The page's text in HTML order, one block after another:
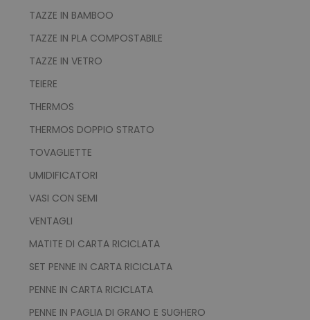
TAZZE IN BAMBOO
TAZZE IN PLA COMPOSTABILE
TAZZE IN VETRO
TEIERE
THERMOS
THERMOS DOPPIO STRATO
TOVAGLIETTE
UMIDIFICATORI
VASI CON SEMI
VENTAGLI
MATITE DI CARTA RICICLATA
SET PENNE IN CARTA RICICLATA
PENNE IN CARTA RICICLATA
PENNE IN PAGLIA DI GRANO E SUGHERO
Strettamente necessari
Targeting
Funzionalità
l'accesso dell'utente e la gestione dell'account.
correttamente senza i cookie strettamente
utm_source
utm_campaign